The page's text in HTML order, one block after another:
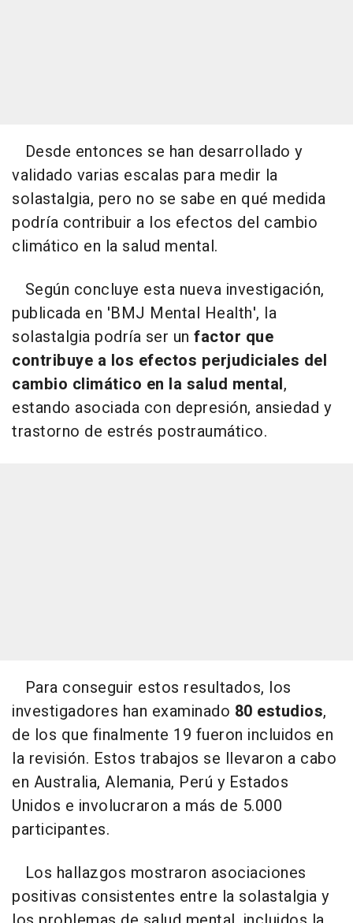
Desde entonces se han desarrollado y
validado varias escalas para medir la
solastalgia, pero no se sabe en qué medida
podría contribuir a los efectos del cambio
climático en la salud mental.
Según concluye esta nueva investigación,
publicada en 'BMJ Mental Health', la
solastalgia podría ser un factor que
contribuye a los efectos perjudiciales del
cambio climático en la salud mental,
estando asociada con depresión, ansiedad y
trastorno de estrés postraumático.
Para conseguir estos resultados, los
investigadores han examinado 80 estudios,
de los que finalmente 19 fueron incluidos en
la revisión. Estos trabajos se llevaron a cabo
en Australia, Alemania, Perú y Estados
Unidos e involucraron a más de 5.000
participantes.
Los hallazgos mostraron asociaciones
positivas consistentes entre la solastalgia y